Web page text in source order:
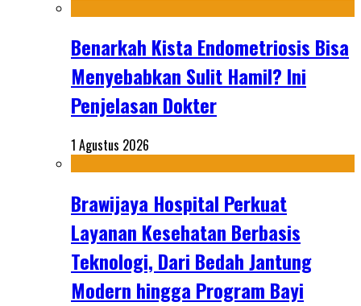
Benarkah Kista Endometriosis Bisa
Menyebabkan Sulit Hamil? Ini
Penjelasan Dokter
1 Agustus 2026
Brawijaya Hospital Perkuat
Layanan Kesehatan Berbasis
Teknologi, Dari Bedah Jantung
Modern hingga Program Bayi